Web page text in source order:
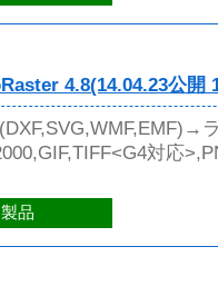
4.8(14.04.23公開
対応
製品